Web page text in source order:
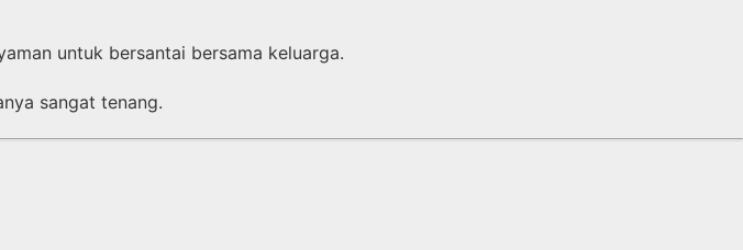
untuk bersantai bersama keluarga.
sangat tenang.